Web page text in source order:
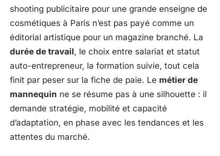
shooting publicitaire pour une grande enseigne de
cosmétiques à Paris n’est pas payé comme un
éditorial artistique pour un magazine branché. La
durée de travail, le choix entre salariat et statut
auto-entrepreneur, la formation suivie, tout cela
finit par peser sur la fiche de paie. Le métier de
mannequin ne se résume pas à une silhouette : il
demande stratégie, mobilité et capacité
d’adaptation, en phase avec les tendances et les
attentes du marché.